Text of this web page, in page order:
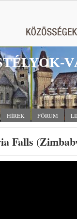
HÍREK FÓRUM
Falls